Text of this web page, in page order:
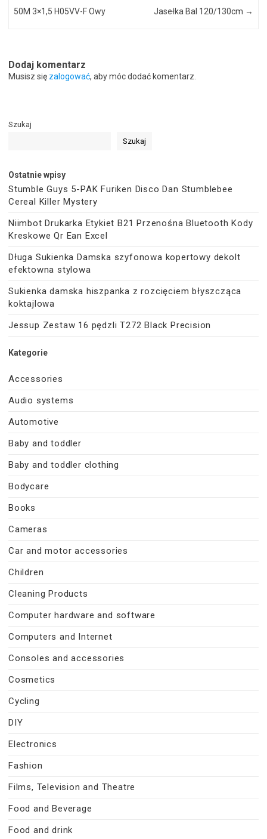
50M 3×1,5 H05VV-F Owy Jasełka Bal 120/130cm →
Dodaj komentarz
Musisz się zalogować, aby móc dodać komentarz.
Szukaj
Szukaj
Ostatnie wpisy
Stumble Guys 5-PAK Furiken Disco Dan Stumblebee
Cereal Killer Mystery
Niimbot Drukarka Etykiet B21 Przenośna Bluetooth Kody
Kreskowe Qr Ean Excel
Długa Sukienka Damska szyfonowa kopertowy dekolt
efektowna stylowa
Sukienka damska hiszpanka z rozcięciem błyszcząca
koktajlowa
Jessup Zestaw 16 pędzli T272 Black Precision
Kategorie
Accessories
Audio systems
Automotive
Baby and toddler
Baby and toddler clothing
Bodycare
Books
Cameras
Car and motor accessories
Children
Cleaning Products
Computer hardware and software
Computers and Internet
Consoles and accessories
Cosmetics
Cycling
DIY
Electronics
Fashion
Films, Television and Theatre
Food and Beverage
Food and drink